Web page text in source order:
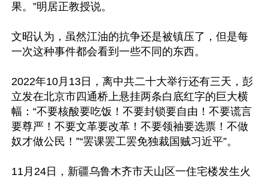
果。”明居正教授说。
文昭认为，虽然江油的抗争还是被镇压了，但是每
一次这种事件都会看到一些不同的东西。
2022年10月13日，离中共二十大举行还有三天，彭
立发在北京市四通桥上悬挂两条白底红字的巨大横
幅：“不要核酸要吃饭！不要封锁要自由！不要谎言
要尊严！不要文革要改革！不要领袖要选票！不做
奴才做公民！”“罢课罢工罢免独裁国贼习近平”。
11月24日，新疆乌鲁木齐市天山区一住宅楼发生火